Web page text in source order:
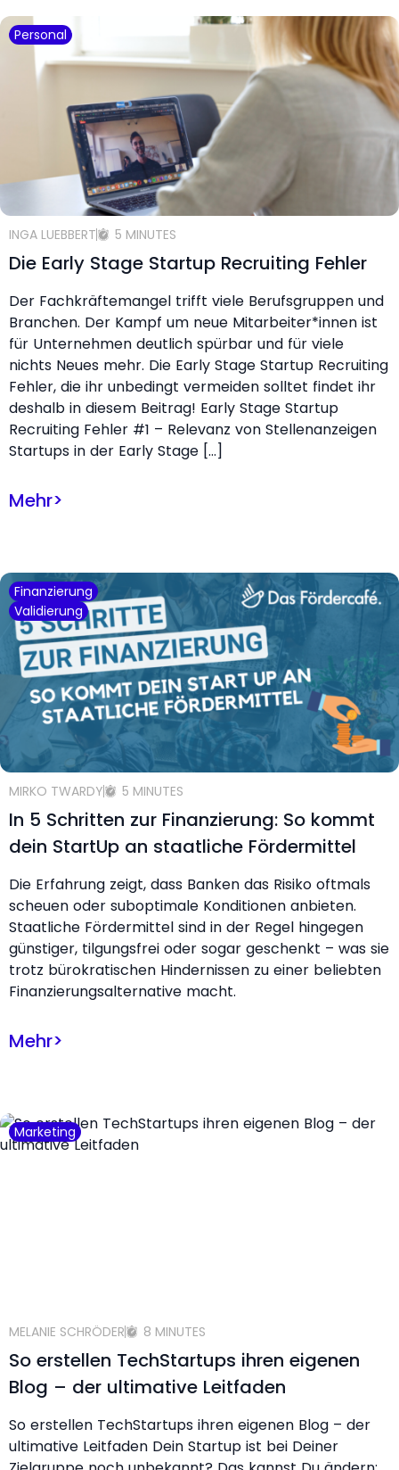
Personal
INGA LUEBBERT 5 MINUTES
Die Early Stage Startup Recruiting Fehler
Der Fachkräftemangel trifft viele Berufsgruppen und
Branchen. Der Kampf um neue Mitarbeiter*innen ist
für Unternehmen deutlich spürbar und für viele
nichts Neues mehr. Die Early Stage Startup Recruiting
Fehler, die ihr unbedingt vermeiden solltet findet ihr
deshalb in diesem Beitrag! Early Stage Startup
Recruiting Fehler #1 – Relevanz von Stellenanzeigen
Startups in der Early Stage […]
Mehr>
Finanzierung
Validierung
MIRKO TWARDY 5 MINUTES
In 5 Schritten zur Finanzierung: So kommt
dein StartUp an staatliche Fördermittel
Die Erfahrung zeigt, dass Banken das Risiko oftmals
scheuen oder suboptimale Konditionen anbieten.
Staatliche Fördermittel sind in der Regel hingegen
günstiger, tilgungsfrei oder sogar geschenkt – was sie
trotz bürokratischen Hindernissen zu einer beliebten
Finanzierungsalternative macht.
Mehr>
Marketing
MELANIE SCHRÖDER 8 MINUTES
So erstellen TechStartups ihren eigenen
Blog – der ultimative Leitfaden
So erstellen TechStartups ihren eigenen Blog – der
ultimative Leitfaden Dein Startup ist bei Deiner